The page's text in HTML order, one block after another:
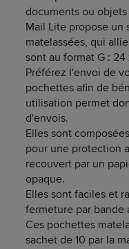
documents ou
Mail Lite propose un
matelassées, qui
sont au format G : 24
Préférez l'envoi de
pochettes afin de
utilisation permet
d'envois.
Elles sont
pour une protection
recouvert par un
opaque.
Elles sont faciles et
fermeture par bande
Ces pochettes
sachet de 10 par la